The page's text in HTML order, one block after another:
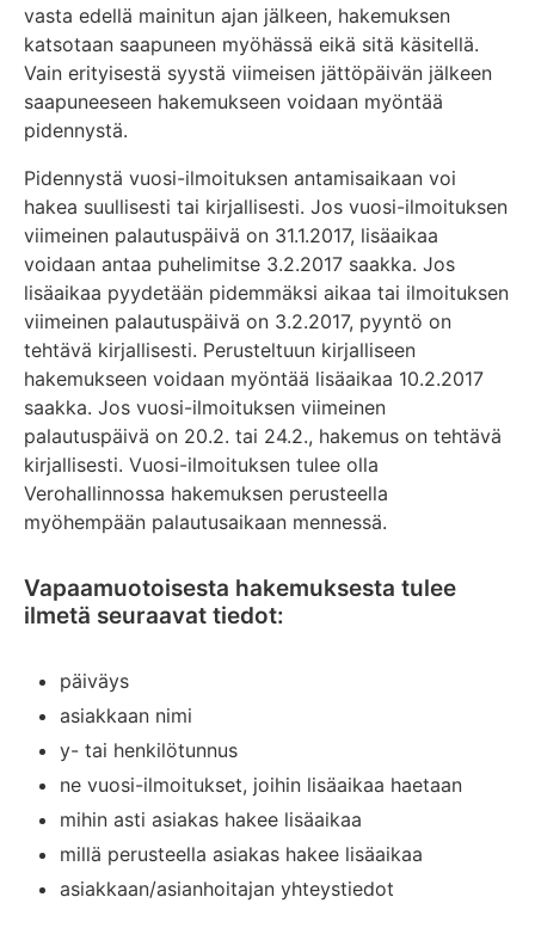
vasta edellä mainitun ajan jälkeen, hakemuksen
katsotaan saapuneen myöhässä eikä sitä käsitellä.
Vain erityisestä syystä viimeisen jättöpäivän jälkeen
saapuneeseen hakemukseen voidaan myöntää
pidennystä.
Pidennystä vuosi-ilmoituksen antamisaikaan voi
hakea suullisesti tai kirjallisesti. Jos vuosi-ilmoituksen
viimeinen palautuspäivä on 31.1.2017, lisäaikaa
voidaan antaa puhelimitse 3.2.2017 saakka. Jos
lisäaikaa pyydetään pidemmäksi aikaa tai ilmoituksen
viimeinen palautuspäivä on 3.2.2017, pyyntö on
tehtävä kirjallisesti. Perusteltuun kirjalliseen
hakemukseen voidaan myöntää lisäaikaa 10.2.2017
saakka. Jos vuosi-ilmoituksen viimeinen
palautuspäivä on 20.2. tai 24.2., hakemus on tehtävä
kirjallisesti. Vuosi-ilmoituksen tulee olla
Verohallinnossa hakemuksen perusteella
myöhempään palautusaikaan mennessä.
Vapaamuotoisesta hakemuksesta tulee
ilmetä seuraavat tiedot:
päiväys
asiakkaan nimi
y- tai henkilötunnus
ne vuosi-ilmoitukset, joihin lisäaikaa haetaan
mihin asti asiakas hakee lisäaikaa
millä perusteella asiakas hakee lisäaikaa
asiakkaan/asianhoitajan yhteystiedot